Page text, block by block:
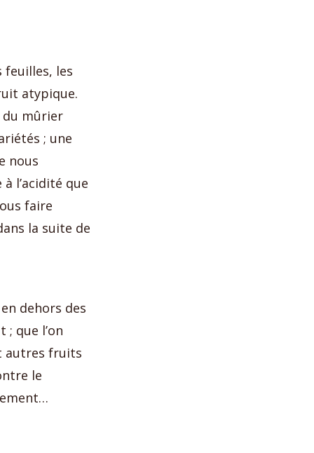
les
atypique.
du mûrier
; une
nous
l’acidité que
faire
la suite de
dehors des
que l’on
autres fruits
le